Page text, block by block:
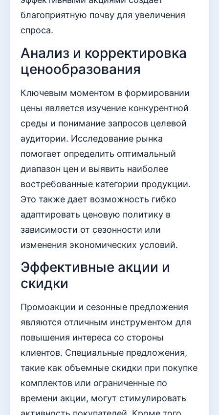
благоприятную почву для увеличения
спроса.
Анализ и корректировка
ценообразования
Ключевым моментом в формировании
цены является изучение конкурентной
среды и понимание запросов целевой
аудитории. Исследование рынка
помогает определить оптимальный
диапазон цен и выявить наиболее
востребованные категории продукции.
Это также дает возможность гибко
адаптировать ценовую политику в
зависимости от сезонности или
изменения экономических условий.
Эффективные акции и
скидки
Промоакции и сезонные предложения
являются отличным инструментом для
повышения интереса со стороны
клиентов. Специальные предложения,
такие как объемные скидки при покупке
комплектов или ограниченные по
времени акции, могут стимулировать